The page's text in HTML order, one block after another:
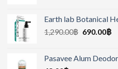
Earth lab Botanical
1,290.00฿ 690.00฿
Pasavee Alum